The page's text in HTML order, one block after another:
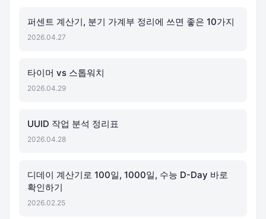
퍼센트 계산기, 분기 가계부 정리에 쓰면 좋은 10가지
2026.04.27
타이머 vs 스톱워치
2026.04.29
UUID 작업 분석 정리표
2026.04.28
디데이 계산기로 100일, 1000일, 수능 D-Day 바로
확인하기
2026.02.25